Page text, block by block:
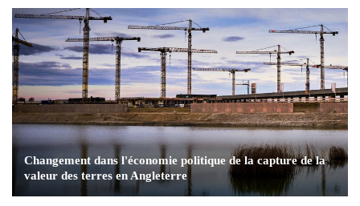
Changement dans l'économie politique de la capture de la
valeur des terres en Angleterre